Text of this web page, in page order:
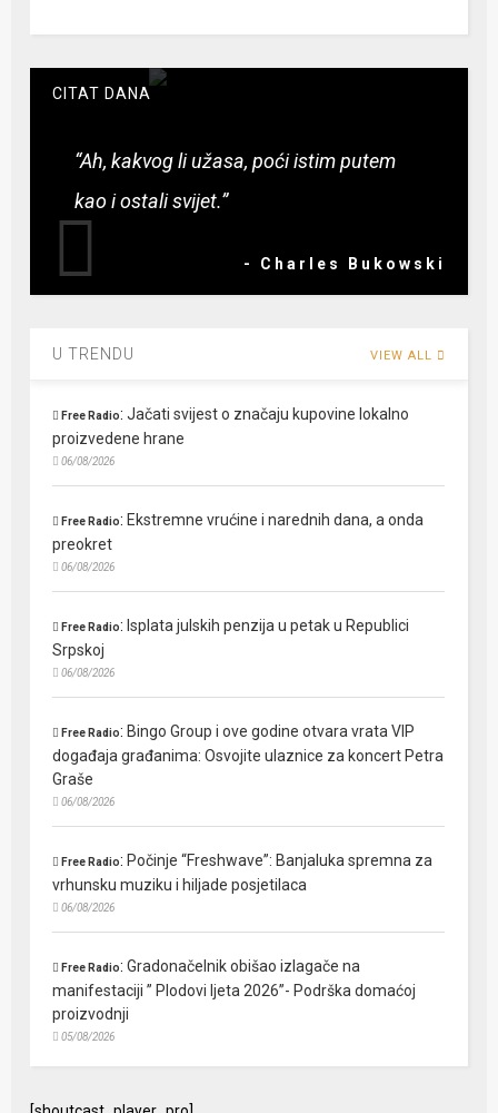
CITAT DANA
“Ah, kakvog li užasa, poći istim putem
kao i ostali svijet.”
- Charles Bukowski
U TRENDU VIEW ALL
Free Radio:Jačati svijest o značaju kupovine lokalno
proizvedene hrane
06/08/2026
Free Radio: Ekstremne vrućine i narednih dana, a onda
preokret
06/08/2026
Free Radio: Isplata julskih penzija u petak u Republici
Srpskoj
06/08/2026
Free Radio: Bingo Group i ove godine otvara vrata VIP
događaja građanima: Osvojite ulaznice za koncert Petra
Graše
06/08/2026
Free Radio: Počinje “Freshwave”: Banjaluka spremna za
vrhunsku muziku i hiljade posjetilaca
06/08/2026
Free Radio:Gradonačelnik obišao izlagače na
manifestaciji ” Plodovi ljeta 2026”- Podrška domaćoj
proizvodnji
05/08/2026